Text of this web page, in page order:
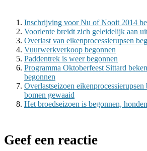
Inschrijving voor Nu of Nooit 2014
Voorlente breidt zich geleidelijk aan
Overlast van eikenprocessierupsen
Vuurwerkverkoop begonnen
Paddentrek is weer begonnen
Programma Oktoberfeest Sittard
begonnen
Overlastseizoen
bomen gewaaid
Het broedseizoen is begonnen,
Geef een reactie